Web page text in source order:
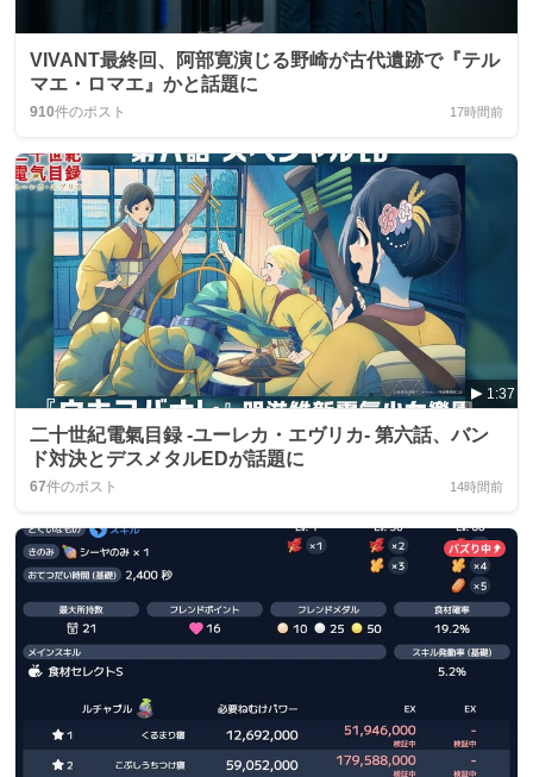
VIVANT最終回、阿部寛演じる野崎が古代遺跡で『テル
マエ・ロマエ』かと話題に
910件のポスト 17時間前
1:37
二十世紀電氣目録 -ユーレカ・エヴリカ- 第六話、バン
ド対決とデスメタルEDが話題に
67件のポスト 14時間前